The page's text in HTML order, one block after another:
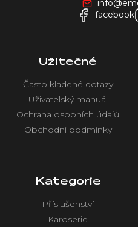
facebook
Užitečné
Často kladené dotazy
Uživatelský manuál
Ochrana osobních údajů
Obchodní podmínky
Kategorie
Příslušenství
Karoserie